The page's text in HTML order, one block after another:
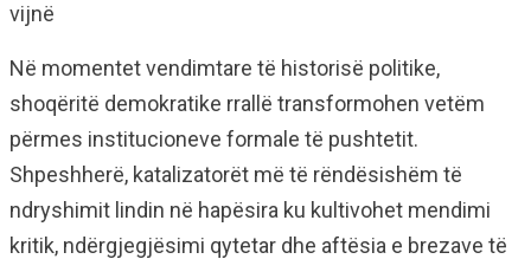
vijnë
Në momentet vendimtare të historisë politike,
shoqëritë demokratike rrallë transformohen vetëm
përmes institucioneve formale të pushtetit.
Shpeshherë, katalizatorët më të rëndësishëm të
ndryshimit lindin në hapësira ku kultivohet mendimi
kritik, ndërgjegjësimi qytetar dhe aftësia e brezave të